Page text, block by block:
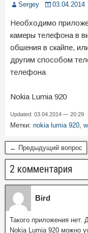
Sergey 03.04.2014
Необходимо
камеры телефона в
обшения в скайпе,
другим способом
телефона
Nokia Lumia 920
Updated: 03.04.2014 — 20:29
Метки: nokia lumia 920,
← Предыдущий вопрос
2 комментария
Bird
Такого приложения
Nokia Lumia 920 можно